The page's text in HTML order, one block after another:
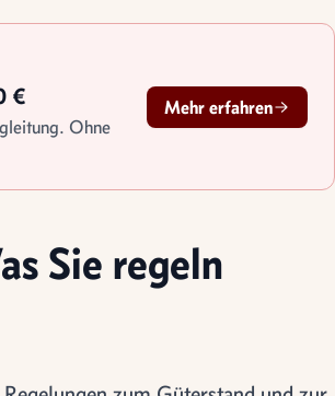
€
Ohne
Mehr erfahren
Sie regeln